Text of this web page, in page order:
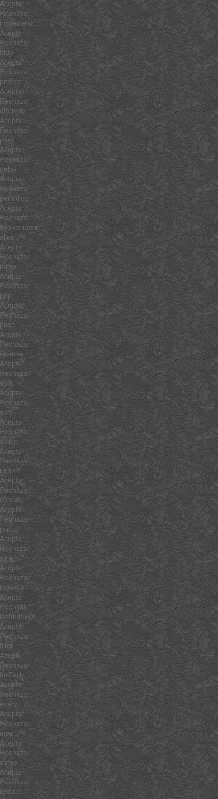
Aceptar
Rechazar
implement
Aceptar
Rechazar
hide
Aceptar
Rechazar
protect
Aceptar
Rechazar
attempt
Aceptar
Rechazar
pass
Aceptar
Rechazar
delay
Aceptar
Rechazar
periodical
Aceptar
Rechazar
$constructor
alias
Aceptar
Rechazar
mirror
Aceptar
Rechazar
pop
Aceptar
Rechazar
push
Aceptar
Rechazar
reverse
Aceptar
Rechazar
shift
Aceptar
Rechazar
sort
Aceptar
Rechazar
splice
Aceptar
Rechazar
unshift
Aceptar
Rechazar
concat
Aceptar
Rechazar
join
Aceptar
Rechazar
slice
Aceptar
Rechazar
indexOf
Aceptar
Rechazar
lastIndexOf
Aceptar
Rechazar
filter
Aceptar
Rechazar
forEach
Aceptar
Rechazar
every
Aceptar
Rechazar
map
Aceptar
Rechazar
some
Aceptar
Rechazar
reduce